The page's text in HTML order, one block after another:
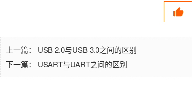
上一篇： USB 2.0与USB 3.0之间的区别
下一篇： USART与UART之间的区别